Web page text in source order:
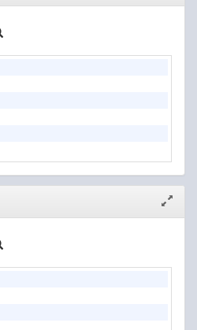
janela
janela